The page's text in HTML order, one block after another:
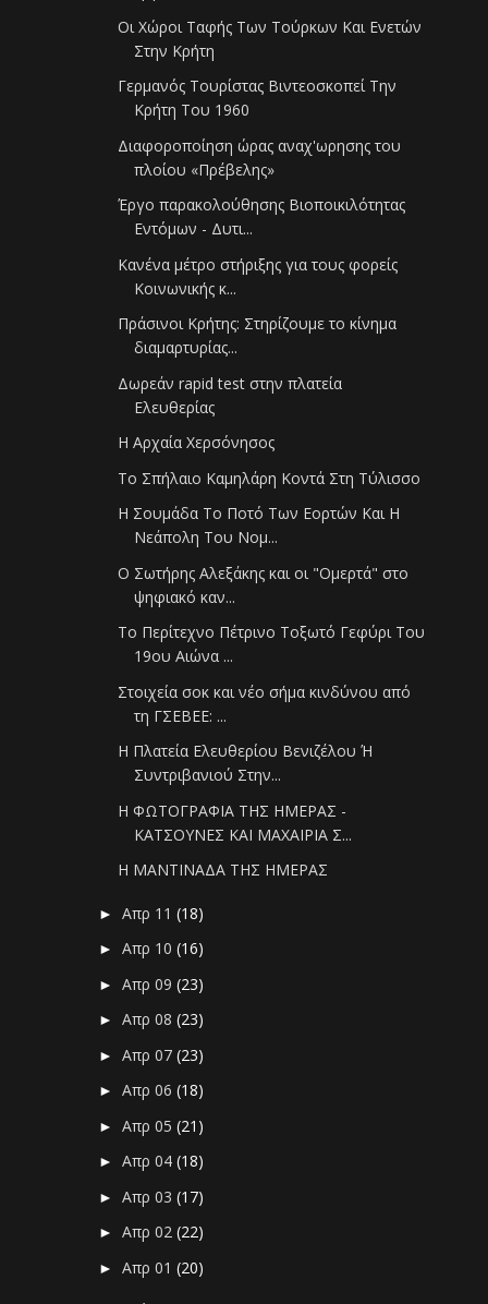
Οι Χώροι Ταφής Των Τούρκων Και Ενετών
Στην Κρήτη
Γερμανός Τουρίστας Βιντεοσκοπεί Την
Κρήτη Του 1960
Διαφοροποίηση ώρας αναχ'ωρησης του
πλοίου «Πρέβελης»
Έργο παρακολούθησης Βιοποικιλότητας
Εντόμων - Δυτι...
Κανένα μέτρο στήριξης για τους φορείς
Κοινωνικής κ...
Πράσινοι Κρήτης: Στηρίζουμε το κίνημα
διαμαρτυρίας...
Δωρεάν rapid test στην πλατεία
Ελευθερίας
Η Αρχαία Χερσόνησος
Το Σπήλαιο Καμηλάρη Κοντά Στη Τύλισσο
Η Σουμάδα Το Ποτό Των Εορτών Και Η
Νεάπολη Του Νομ...
O Σωτήρης Αλεξάκης και οι "Ομερτά" στο
ψηφιακό καν...
Το Περίτεχνο Πέτρινο Τοξωτό Γεφύρι Του
19ου Αιώνα ...
Στοιχεία σοκ και νέο σήμα κινδύνου από
τη ΓΣΕΒΕΕ: ...
Η Πλατεία Ελευθερίου Βενιζέλου Ή
Συντριβανιού Στην...
Η ΦΩΤΟΓΡΑΦΙΑ ΤΗΣ ΗΜΕΡΑΣ -
ΚΑΤΣΟΥΝΕΣ ΚΑΙ ΜΑΧΑΙΡΙΑ Σ...
Η ΜΑΝΤΙΝΑΔΑ ΤΗΣ ΗΜΕΡΑΣ
►Απρ 11(18)
►Απρ 10(16)
►Απρ 09(23)
►Απρ 08(23)
►Απρ 07(23)
►Απρ 06(18)
►Απρ 05(21)
►Απρ 04(18)
►Απρ 03(17)
►Απρ 02(22)
►Απρ 01(20)